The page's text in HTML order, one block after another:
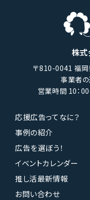
株
〒810-0041 福
事業者
営業時間 10：
応援広告ってなに？
事例の紹介
広告を選ぼう！
イベントカレンダー
推し活最新情報
お問い合わせ